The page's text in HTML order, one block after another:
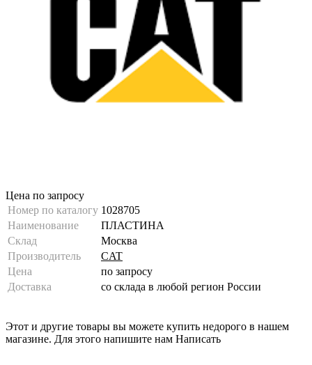
Цена по запросу
Номер по каталогу 1028705
Наименование
ПЛАСТИНА
Склад
Москва
Производитель
CAT
Цена
по запросу
Доставка
со склада в любой регион России
Этот и другие товары вы можете купить недорого в нашем
магазине. Для этого напишите нам Написать